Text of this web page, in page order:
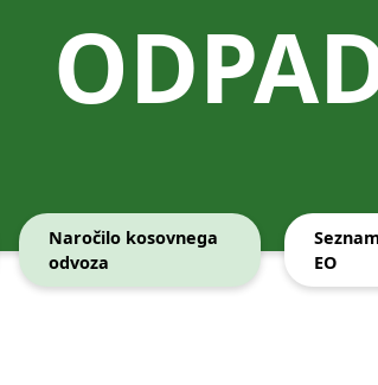
Naročilo kosovnega
odvoza
Seznam
EO